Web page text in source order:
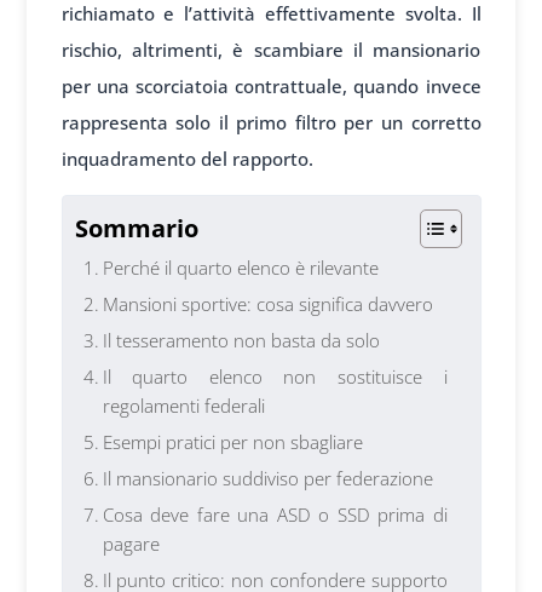
richiamato e l’attività effettivamente svolta. Il
rischio, altrimenti, è scambiare il mansionario
per una scorciatoia contrattuale, quando invece
rappresenta solo il primo filtro per un corretto
inquadramento del rapporto.
Sommario
Perché il quarto elenco è rilevante
Mansioni sportive: cosa significa davvero
Il tesseramento non basta da solo
Il quarto elenco non sostituisce i
regolamenti federali
Esempi pratici per non sbagliare
Il mansionario suddiviso per federazione
Cosa deve fare una ASD o SSD prima di
pagare
Il punto critico: non confondere supporto